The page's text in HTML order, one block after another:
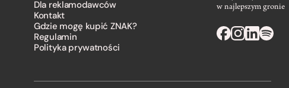
Dla reklamodawców
Kontakt
Gdzie mogę kupić ZNAK?
Regulamin
Polityka prywatności
w najlepszym gronie